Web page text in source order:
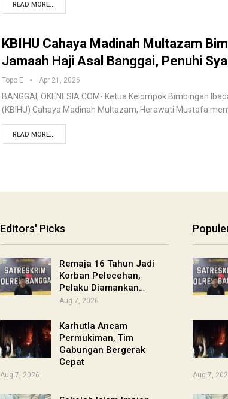
READ MORE...
KBIHU Cahaya Madinah Multazam
Jamaah Haji Asal Banggai, Penuhi
Topo E Apr 21, 2026
BANGGAI, OKENESIA.COM- Ketua Kelompok Bimbingan
(KBIHU) Cahaya Madinah Multazam, Herawati Mustafa
READ MORE...
Editors' Picks
Remaja 16 Tahun Jadi
Korban Pelecehan,
Pelaku Diamankan…
Aug 7, 2026
Karhutla Ancam
Permukiman, Tim
Gabungan Bergerak
Cepat
Aug 7, 2026 Aug 7,